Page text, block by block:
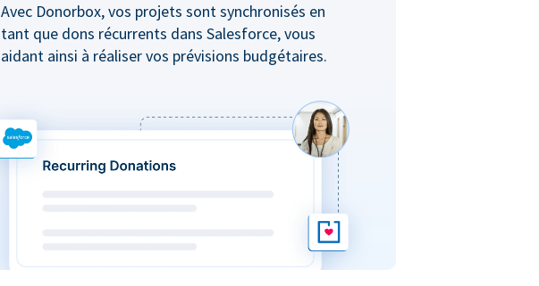
Avec Donorbox, vos projets sont synchronisés en
tant que dons récurrents dans Salesforce, vous
aidant ainsi à réaliser vos prévisions budgétaires.